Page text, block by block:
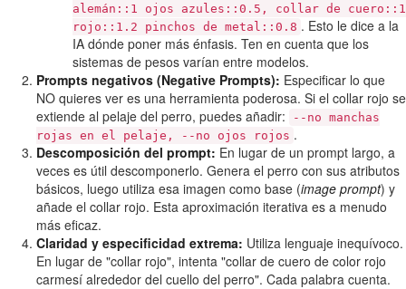
alemán::1 ojos azules::0.5, collar de cuero::1
rojo::1.2 pinchos de metal::0.8 . Esto le dice a la
IA dónde poner más énfasis. Ten en cuenta que los
sistemas de pesos varían entre modelos.
Prompts negativos (Negative Prompts): Especificar lo que
NO quieres ver es una herramienta poderosa. Si el collar rojo se
extiende al pelaje del perro, puedes añadir:
--no manchas
rojas en el pelaje, --no ojos rojos .
Descomposición del prompt: En lugar de un prompt largo, a
veces es útil descomponerlo. Genera el perro con sus atributos
básicos, luego utiliza esa imagen como base (image prompt) y
añade el collar rojo. Esta aproximación iterativa es a menudo
más eficaz.
Claridad y especificidad extrema: Utiliza lenguaje inequívoco.
En lugar de "collar rojo", intenta "collar de cuero de color rojo
carmesí alrededor del cuello del perro". Cada palabra cuenta.